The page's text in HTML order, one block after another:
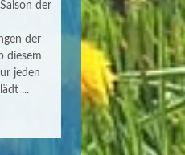
der
der
diesem
jeden
...